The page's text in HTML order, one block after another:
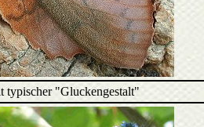
typischer "Gluckengestalt"